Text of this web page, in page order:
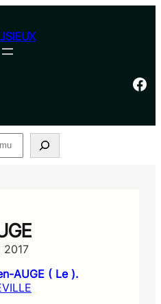
Facebook
2017
AUGE ( Le ).